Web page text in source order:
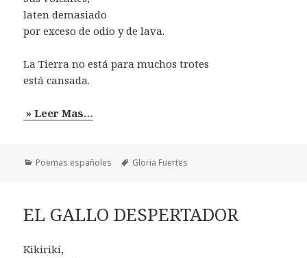
laten demasiado
por exceso de odio y de lava.
La Tierra no está para muchos trotes
está cansada.
» Leer Mas…
Categorías
Poemas españoles Etiquetas
Gloria Fuertes
EL GALLO DESPERTADOR
Kikirikí,